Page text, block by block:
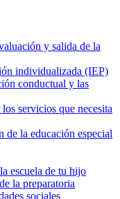
y salida de la
individualizada (IEP)
conductual y las
servicios que necesita
de la educación especial
escuela de tu hijo
la preparatoria
sociales